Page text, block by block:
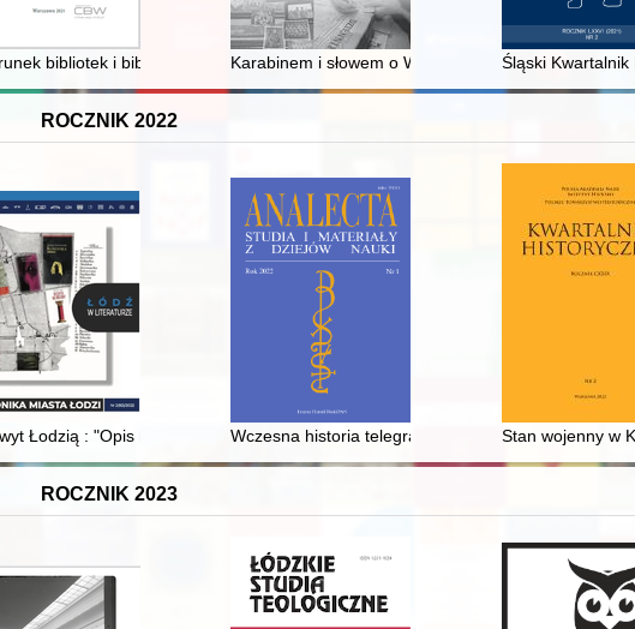
Rosenbibliotek i bibliotekarzy w wybranych filmach i serialach telewizyjnych = The
Karabinem i słowem o Wolną i Niepodległą.
Śląski
ROCZNIK 2022
wspomnienia o Sierpniu 1980 i jego reminiscencje
Łodzią : "Opis miasta Łodzi" Oskara FlattaWczesna historia telegrafii drukowanej = The early
Stan wojenny w
ROCZNIK 2023